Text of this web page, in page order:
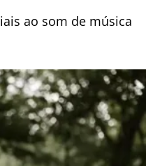
ao som de música